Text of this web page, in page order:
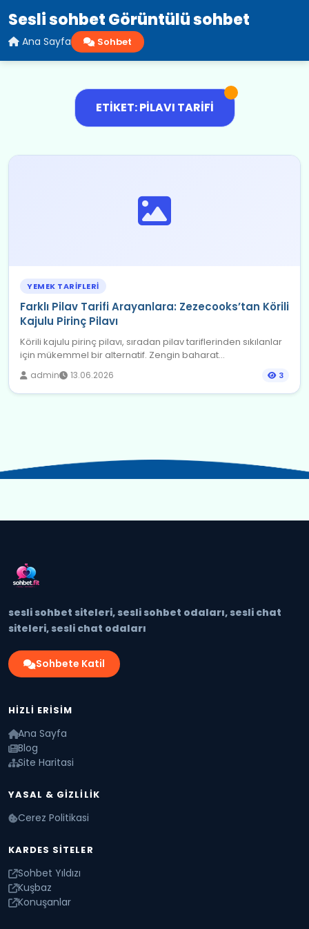
Sesli sohbet Görüntülü sohbet
Ana Sayfa Sohbet
ETIKET: PILAVI TARIFI
YEMEK TARIFLERI
Farklı Pilav Tarifi Arayanlara: Zezecooks’tan Körili
Kajulu Pirinç Pilavı
Körili kajulu pirinç pilavı, sıradan pilav tariflerinden sıkılanlar
için mükemmel bir alternatif. Zengin baharat...
admin 13.06.2026 3
sesli sohbet siteleri, sesli sohbet odaları, sesli chat
siteleri, sesli chat odaları
Sohbete Katil
HIZLI ERISIM
Ana Sayfa
Blog
Site Haritasi
YASAL & GIZLILIK
Cerez Politikasi
KARDES SITELER
Sohbet Yıldızı
Kuşbaz
Konuşanlar